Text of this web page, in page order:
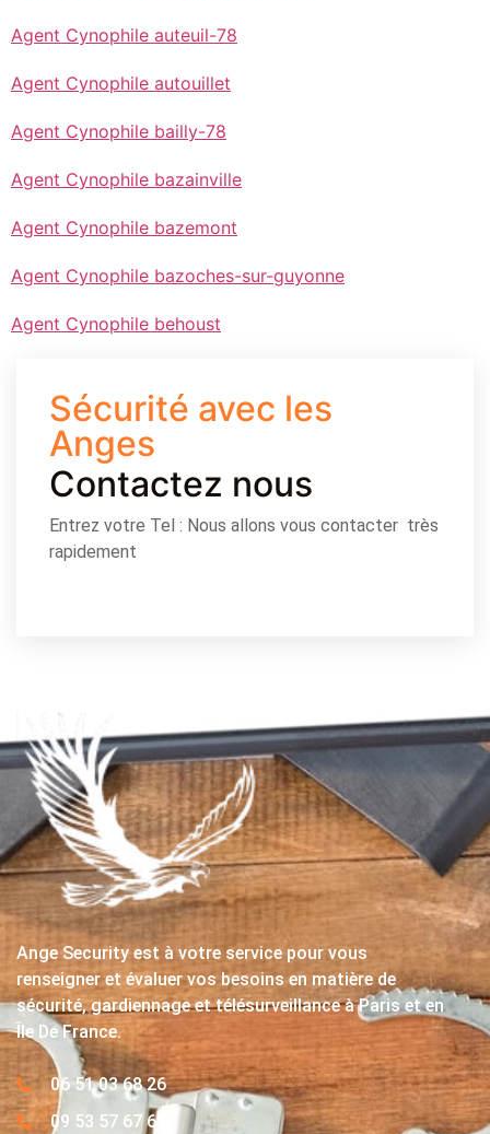
Agent Cynophile auteuil-78
Agent Cynophile autouillet
Agent Cynophile bailly-78
Agent Cynophile bazainville
Agent Cynophile bazemont
Agent Cynophile bazoches-sur-guyonne
Agent Cynophile behoust
Sécurité avec les
Anges
Contactez nous
Entrez votre Tel : Nous allons vous contacter très
rapidement
Ange Security est à votre service pour vous
renseigner et évaluer vos besoins en matière de
sécurité, gardiennage et télésurveillance à Paris et en
Île De France.
06 51 03 68 26
09 53 57 67 63